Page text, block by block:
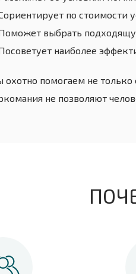
по стоимости
выбрать
наиболее
помогаем не только
не позволяют